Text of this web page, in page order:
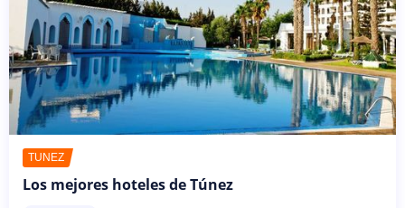
TÚNEZ
Los mejores hoteles de Túnez